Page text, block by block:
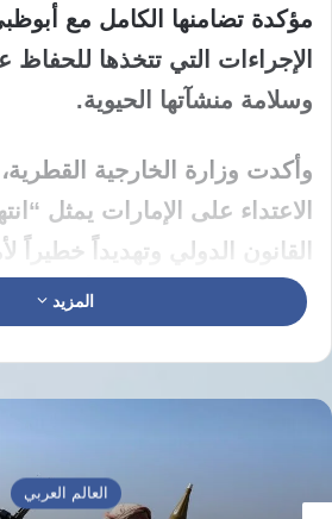
مؤكدة تضامنها الكامل مع
الإجراءات التي تتخذها للحفاظ
وسلامة منشآتها الحيوية.
وأكدت وزارة الخارجية
الاعتداء على الإمارات يمثل
القانون الدولي وتهديداً خطيراً
المنطقة”، مشيرة إلى أن
الحيوية والأعيان المدنية
تبعات الهجمات غير المبررة
المزيد
العالم العربي